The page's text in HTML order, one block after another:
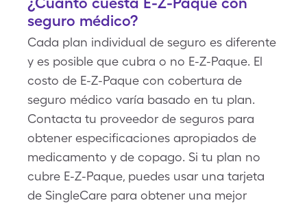
seguro médico?
Cada plan individual de seguro es diferente
y es posible que cubra o no E-Z-Paque. El
costo de E-Z-Paque con cobertura de
seguro médico varía basado en tu plan.
Contacta tu proveedor de seguros para
obtener especificaciones apropiados de
medicamento y de copago. Si tu plan no
cubre E-Z-Paque, puedes usar una tarjeta
de SingleCare para obtener una mejor